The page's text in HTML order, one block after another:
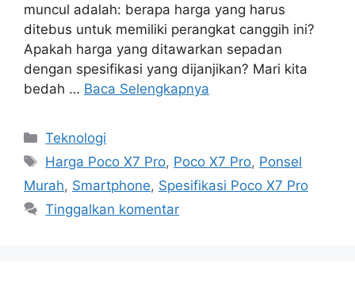
muncul adalah: berapa harga yang harus
ditebus untuk memiliki perangkat canggih ini?
Apakah harga yang ditawarkan sepadan
dengan spesifikasi yang dijanjikan? Mari kita
bedah … Baca Selengkapnya
Kategori
Teknologi
Tag
Harga Poco X7 Pro, Poco X7 Pro, Ponsel
Murah, Smartphone, Spesifikasi Poco X7 Pro
Tinggalkan komentar